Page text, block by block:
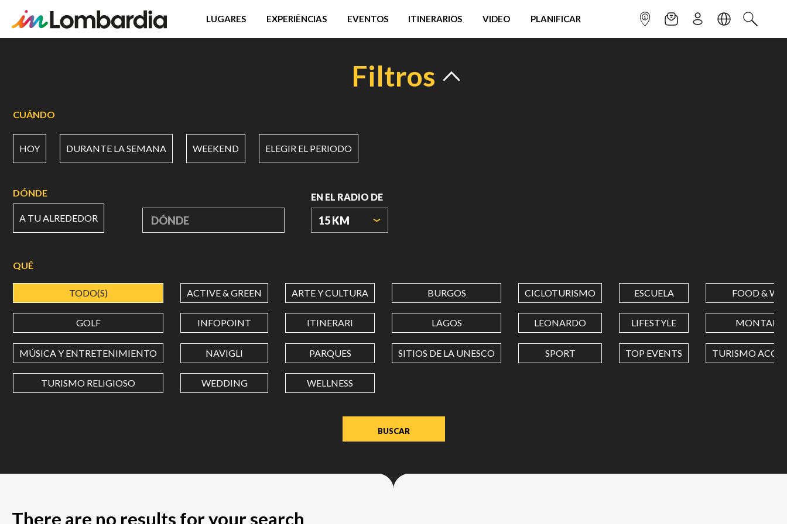
LUGARES EXPERIÊNCIAS EVENTOS ITINERARIOS VIDEO PLANIFICAR INFOPOINTNEWSLETTER
SUSCRÌBETE
IDIOMABUSCAR
Filtros
CUÁNDO
HOY DURANTE LA SEMANA WEEKEND ELEGIR EL PERIODO
DÓNDE
A TU ALREDEDOR DÓNDE
EN EL RADIO DE
15 KM
LONGITUD
dot
QUÉ
TODO(S) ACTIVE & GREEN ARTE Y CULTURA BURGOS CICLOTURISMO ESCUELA FOOD &
GOLF INFOPOINT ITINERARI LAGOS LEONARDO LIFESTYLE
MÚSICA Y ENTRETENIMIENTO NAVIGLI PARQUES SITIOS DE LA UNESCO SPORT TOP EVENTS TURISMO
TURISMO RELIGIOSO WEDDING WELLNESS
There are no results for your search